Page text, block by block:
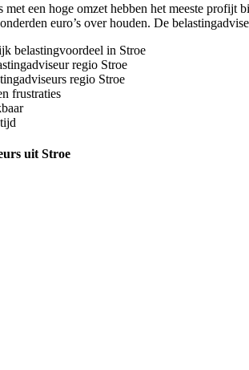
met een hoge omzet hebben het meeste
euro’s over houden. De
belastingvoordeel in Stroe
regio Stroe
regio Stroe
frustraties
uit Stroe